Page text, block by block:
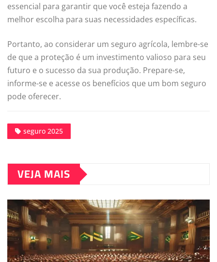
essencial para garantir que você esteja fazendo a
melhor escolha para suas necessidades específicas.
Portanto, ao considerar um seguro agrícola, lembre-se
de que a proteção é um investimento valioso para seu
futuro e o sucesso da sua produção. Prepare-se,
informe-se e acesse os benefícios que um bom seguro
pode oferecer.
seguro 2025
VEJA MAIS